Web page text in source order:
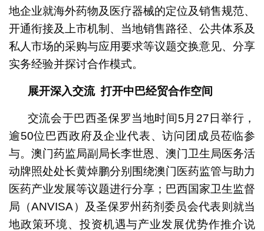
地企业就海外药物及医疗器械的定位及销售规范、
开通衔接及上市机制、当地销售路径、公共体系及
私人市场的采购与应用要求等议题交换意见、分享
实务经验并探讨合作模式。
展开深入交流 打开中巴经贸合作空间
交流会于巴西圣保罗当地时间5月27日举行，
逾50位巴西政府及企业代表、访问团成员莅临参
与。澳门药监局副局长李世恩、澳门卫生局医务活
动牌照处处长黄焯鹏分别围绕澳门医药监管与助力
医药产业发展等议题进行分享；巴西国家卫生监督
局（ANVISA）及圣保罗州药剂委员会代表则就当
地政策环境、投资机遇与产业发展优势作推介说